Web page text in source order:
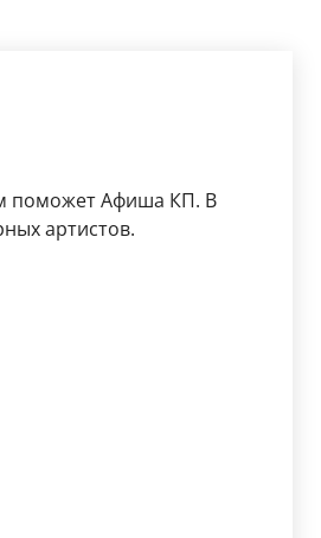
поможет Афиша КП. В
артистов.